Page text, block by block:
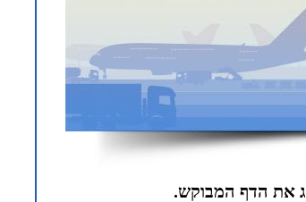
את הדף המבוקש.